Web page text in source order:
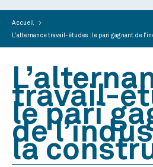
Accueil >
L’alternance travail-études : le pari gagnant de
travail-
le pari
de
la